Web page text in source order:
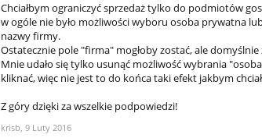
Chciałbym ograniczyć sprzedaż tylko do podmiotów
w ogóle nie było możliwości wyboru osoba prywatna
nazwy firmy.
Ostatecznie pole "firma" mogłoby zostać, ale domyślnie
Mnie udało się tylko usunąć możliwość wybrania
kliknać, więc nie jest to do końca taki efekt jakbym
Z góry dzięki za wszelkie podpowiedzi!
krisb, 9 Luty 2016